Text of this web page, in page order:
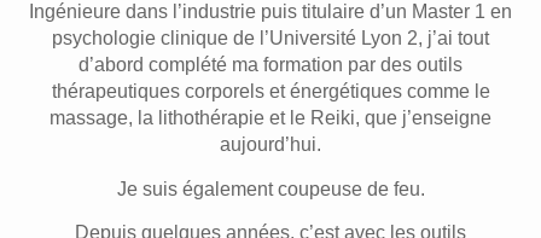
Ingénieure dans l’industrie puis titulaire d’un Master 1 en
psychologie clinique de l’Université Lyon 2, j’ai tout
d’abord complété ma formation par des outils
thérapeutiques corporels et énergétiques comme le
massage, la lithothérapie et le Reiki, que j’enseigne
aujourd’hui.
Je suis également coupeuse de feu.
Depuis quelques années, c’est avec les outils